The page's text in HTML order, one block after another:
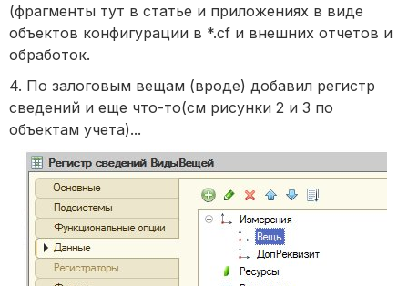
(фрагменты тут в статье и приложениях в виде
объектов конфигурации в *.cf и внешних отчетов и
обработок.
4. По залоговым вещам (вроде) добавил регистр
сведений и еще что-то(см рисунки 2 и 3 по
объектам учета)...